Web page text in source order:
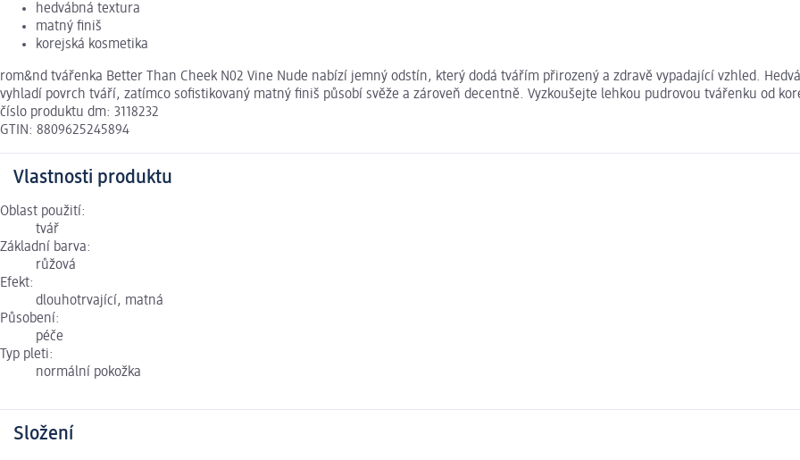
hedvábná textura
matný finiš
korejská kosmetika
rom&nd tvářenka Better Than Cheek N02 Vine Nude nabízí jemný odstín, který dodá tvářím přirozený a zdravě vypadající vzhled.
vyhladí povrch tváří, zatímco sofistikovaný matný finiš působí svěže a zároveň decentně. Vyzkoušejte lehkou pudrovou tvářenku od
číslo produktu dm: 3118232
GTIN: 8809625245894
Vlastnosti produktu
Oblast použití:
tvář
Základní barva:
růžová
Efekt:
dlouhotrvající, matná
Působení:
péče
Typ pleti:
normální pokožka
Složení